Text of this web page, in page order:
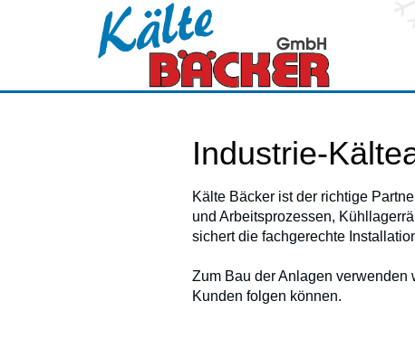
Industrie-
Kälte Bäcker ist der richtige
und Arbeitsprozessen,
sichert die fachgerechte
Zum Bau der Anlagen verwenden
Kunden folgen können.